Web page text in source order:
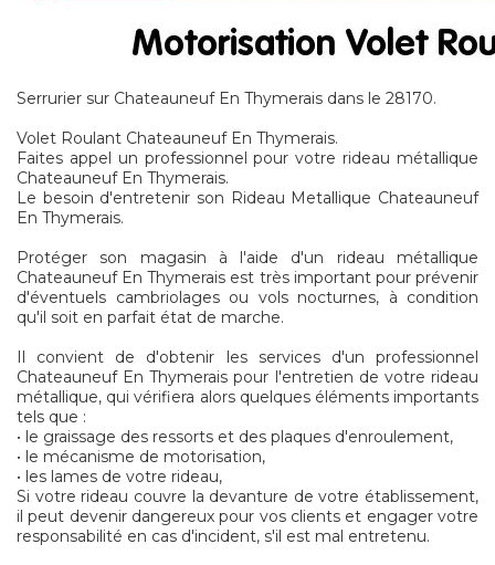
Serrurier sur Chateauneuf En Thymerais dans le 28170.
Volet Roulant Chateauneuf En Thymerais.
Faites appel un professionnel pour votre rideau métallique
Chateauneuf En Thymerais.
Le besoin d'entretenir son Rideau Metallique Chateauneuf
En Thymerais.
Protéger son magasin à l'aide d'un rideau métallique
Chateauneuf En Thymerais est très important pour prévenir
d'éventuels cambriolages ou vols nocturnes, à condition
qu'il soit en parfait état de marche.
Il convient de d'obtenir les services d'un professionnel
Chateauneuf En Thymerais pour l'entretien de votre rideau
métallique, qui vérifiera alors quelques éléments importants
tels que :
• le graissage des ressorts et des plaques d'enroulement,
• le mécanisme de motorisation,
• les lames de votre rideau,
Si votre rideau couvre la devanture de votre établissement,
il peut devenir dangereux pour vos clients et engager votre
responsabilité en cas d'incident, s'il est mal entretenu.